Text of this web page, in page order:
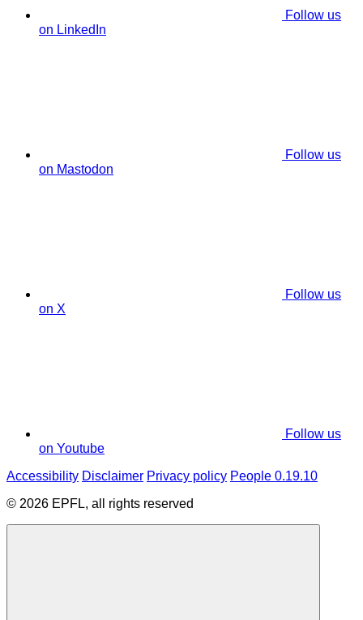
Follow us
on LinkedIn
Follow us
on Mastodon
Follow us
on X
Follow us
on Youtube
Accessibility Disclaimer Privacy policy People 0.19.10
© 2026 EPFL, all rights reserved